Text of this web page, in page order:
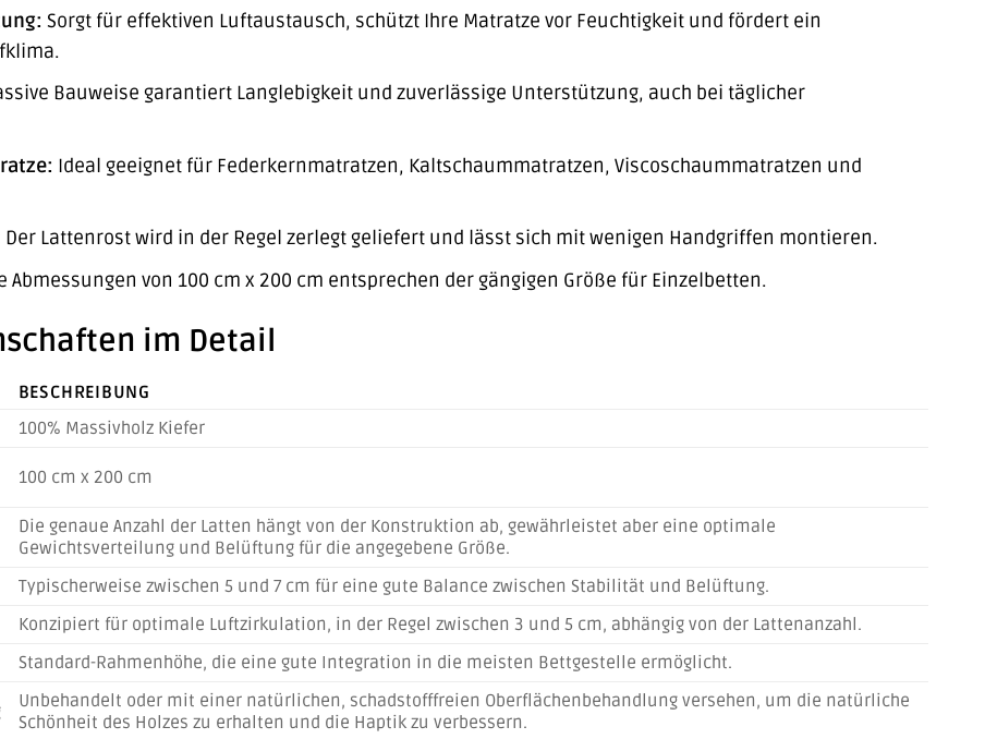
Sorgt für effektiven Luftaustausch, schützt Ihre Matratze vor Feuchtigkeit und fördert ein
Bauweise garantiert Langlebigkeit und zuverlässige Unterstützung, auch bei täglicher
Ideal geeignet für Federkernmatratzen, Kaltschaummatratzen, Viscoschaummatratzen und
Der Lattenrost wird in der Regel zerlegt geliefert und lässt sich mit wenigen Handgriffen montieren.
Abmessungen von 100 cm x 200 cm entsprechen der gängigen Größe für Einzelbetten.
im Detail
BESCHREIBUNG
100% Massivholz Kiefer
100 cm x 200 cm
Die genaue Anzahl der Latten hängt von der Konstruktion ab, gewährleistet aber eine optimale
Gewichtsverteilung und Belüftung für die angegebene Größe.
Typischerweise zwischen 5 und 7 cm für eine gute Balance zwischen Stabilität und Belüftung.
Konzipiert für optimale Luftzirkulation, in der Regel zwischen 3 und 5 cm, abhängig von der Lattenanzahl.
Standard-Rahmenhöhe, die eine gute Integration in die meisten Bettgestelle ermöglicht.
Unbehandelt oder mit einer natürlichen, schadstofffreien Oberflächenbehandlung versehen, um die natürliche
Schönheit des Holzes zu erhalten und die Haptik zu verbessern.